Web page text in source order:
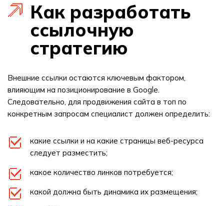
Как разработать
ссылочную
стратегию
Внешние ссылки остаются ключевым фактором,
влияющим на позиционирование в Google.
Следовательно, для продвижения сайта в топ по
конкретным запросам специалист должен определить:
какие ссылки и на какие страницы веб-ресурса
следует разместить;
какое количество линков потребуется;
какой должна быть динамика их размещения;